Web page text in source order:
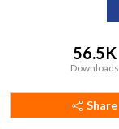
56.5K
Downloads
Share